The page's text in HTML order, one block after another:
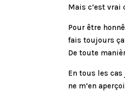
Mais c’est vrai
Pour être
fais toujours
De toute
En tous les
ne m’en